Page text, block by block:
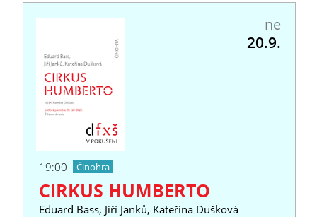
ne
20.9.
19:00 Činohra
CIRKUS HUMBERTO
Eduard Bass, Jiří Janků, Kateřina Dušková